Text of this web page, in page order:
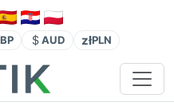
AUD złPLN